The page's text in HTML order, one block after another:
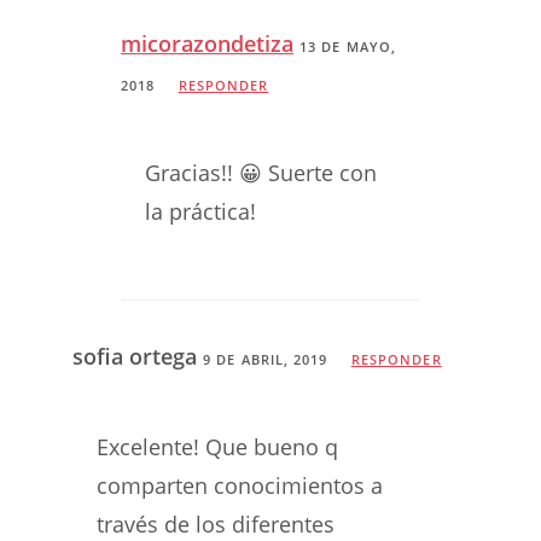
micorazondetiza 13 DE MAYO,
2018 RESPONDER
Gracias!! 😀 Suerte con
la práctica!
sofia ortega 9 DE ABRIL, 2019 RESPONDER
Excelente! Que bueno q
comparten conocimientos a
través de los diferentes